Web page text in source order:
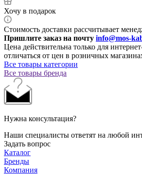
Хочу в подарок
Стоимость доставки рассчитывает
Пришлите заказ на почту info@mos-
Цена действительна только для
отличаться от цен в розничных
Все товары категории
Все товары бренда
Нужна консультация?
Наши специалисты ответят на любой
Задать вопрос
Каталог
Бренды
Компания